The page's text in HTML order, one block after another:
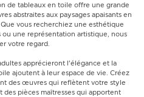
de tableaux en toile offre une grande
abstraites aux paysages apaisants en
vous recherchiez une esthétique
une représentation artistique, nous
votre regard.
apprécieront l'élégance et la
ajoutent à leur espace de vie. Créez
des œuvres qui reflètent votre style
pièces maîtresses qui apportent